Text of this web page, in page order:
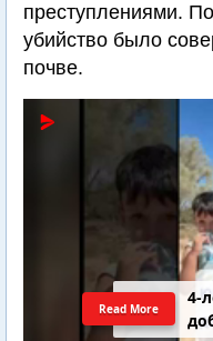
преступлениями.
убийство было
почве.
4-
Read More